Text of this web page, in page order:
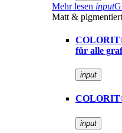
Mehr lesen input
Matt & pigmentiert
für alle
input
input